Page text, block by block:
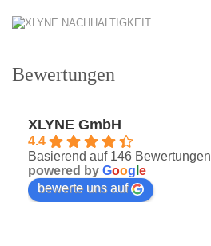
Bewertungen
XLYNE GmbH
4.4
Basierend auf 146 Bewertungen
powered by Goog e
bewerte uns auf